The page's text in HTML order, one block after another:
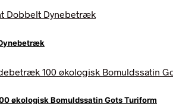
økologisk Bomuldssatin Gots Turiform